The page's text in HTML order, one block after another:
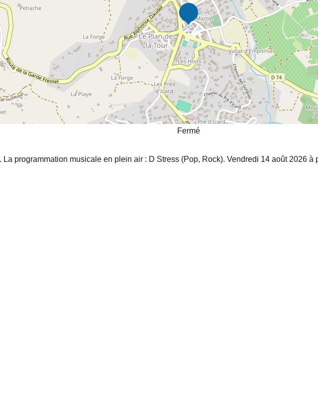
Fermé
programmation musicale en plein air : D Stress (Pop, Rock). Vendredi 14 août 2026